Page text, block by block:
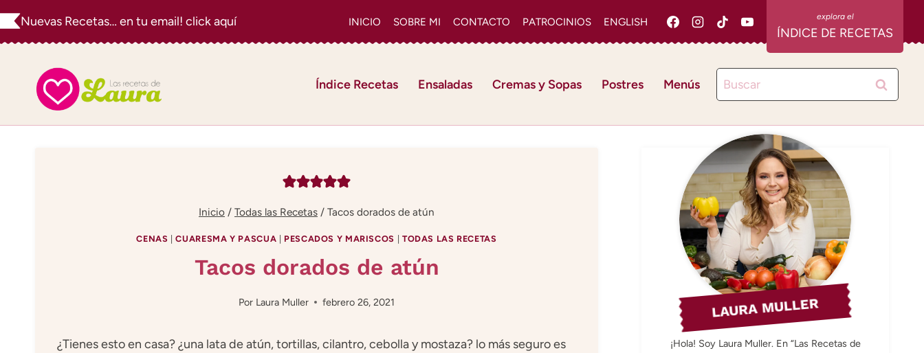
Saltar
al
Nuevas Recetas… en tu email! click aquí INICIO SOBRE MI CONTACTO PATROCINIOS ENGLISH
ÍNDICE DE RECETAS
Índice Recetas Ensaladas Cremas y Sopas Postres Menús Buscar:
Inicio / Todas las Recetas / Tacos dorados de atún
CENAS |CUARESMA Y PASCUA PESCADOS Y MARISCOS TODAS LAS RECETAS
Tacos dorados de atún
Por Laura Muller febrero 26, 2021
¿Tienes esto en casa? ¿una lata de atún, tortillas, cilantro, cebolla y mostaza? lo más seguro es
LAURA MULLER
¡Hola! Soy Laura Muller. En “Las Recetas de